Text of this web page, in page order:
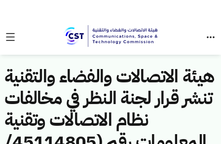
هيئة الاتصالات والفضاء والتقنية
تنشر قرار لجنة النظر في مخالفات
نظام الاتصالات وتقنية